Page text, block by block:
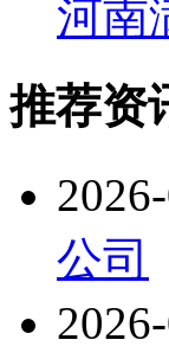
河南
推荐资
公司